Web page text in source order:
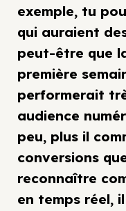
exemple, tu
qui auraient
peut-être que
première
performerait
audience
peu, plus il
conversions
reconnaître
en temps réel,